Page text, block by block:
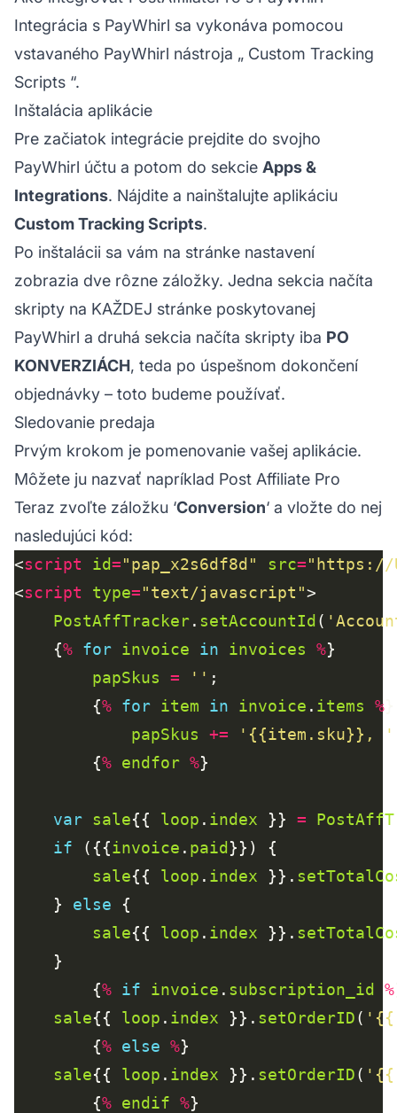
Integrácia s PayWhirl sa vykonáva pomocou
vstavaného PayWhirl nástroja „ Custom Tracking
Scripts “.
Inštalácia aplikácie
Pre začiatok integrácie prejdite do svojho
PayWhirl účtu a potom do sekcie Apps &
Integrations. Nájdite a nainštalujte aplikáciu
Custom Tracking Scripts.
Po inštalácii sa vám na stránke nastavení
zobrazia dve rôzne záložky. Jedna sekcia načíta
skripty na KAŽDEJ stránke poskytovanej
PayWhirl a druhá sekcia načíta skripty iba PO
KONVERZIÁCH, teda po úspešnom dokončení
objednávky – toto budeme používať.
Sledovanie predaja
Prvým krokom je pomenovanie vašej aplikácie.
Môžete ju nazvať napríklad Post Affiliate Pro
Teraz zvoľte záložku ‘Conversion‘ a vložte do nej
nasledujúci kód:
<script id="pap_x2s6df8d" src="https://
<script type="text/javascript"
PostAffTracker. setAccountId(
    {
% for invoice in invoices %
papSkus
= ''
        {
% for item in invoice . items %
papSkus
+=
'{{item.sku}}, '
        {
% endfor %
var sale{{ loop . index }} =
if ({{invoice . paid
sale{{ loop . index }}.
    }
else
sale{{ loop . index }}.
        {
% if invoice . subscription_id %
sale{{ loop . index }}. setOrderID( '{{
        {
% else %
sale{{ loop . index }}. setOrderID( '{{
        {
% endif %